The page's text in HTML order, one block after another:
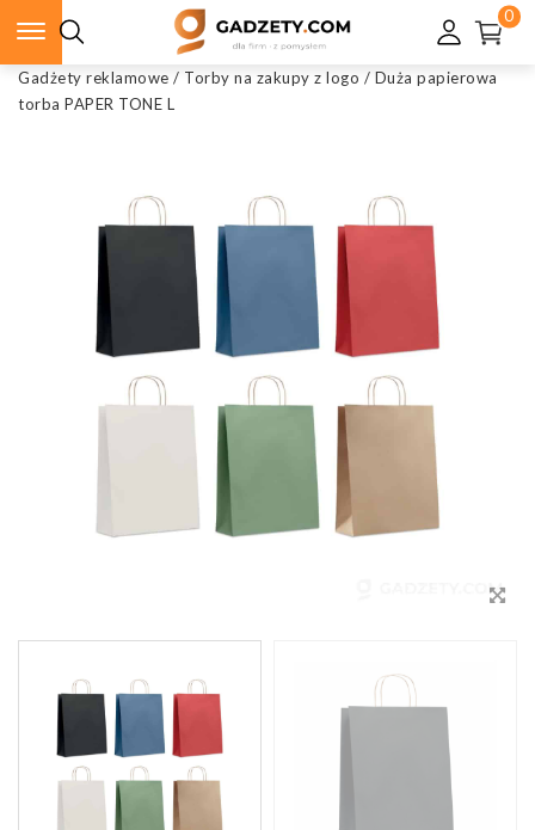
0
Gadżety reklamowe / Torby na zakupy z logo / Duża papierowa
torba PAPER TONE L